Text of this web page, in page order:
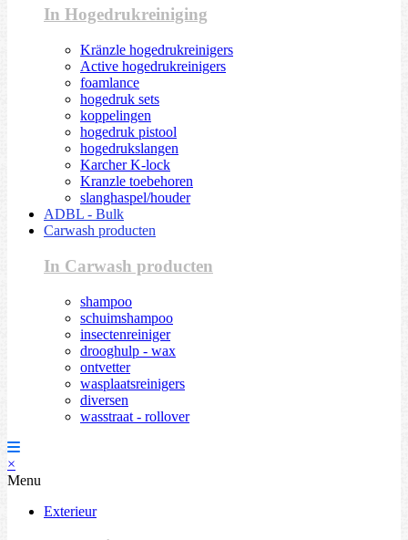
In Hogedrukreiniging
Kränzle hogedrukreinigers
Active hogedrukreinigers
foamlance
hogedruk sets
koppelingen
hogedruk pistool
hogedrukslangen
Karcher K-lock
Kranzle toebehoren
slanghaspel/houder
ADBL - Bulk
Carwash producten
In Carwash producten
shampoo
schuimshampoo
insectenreiniger
drooghulp - wax
ontvetter
wasplaatsreinigers
diversen
wasstraat - rollover
×
Menu
Exterieur